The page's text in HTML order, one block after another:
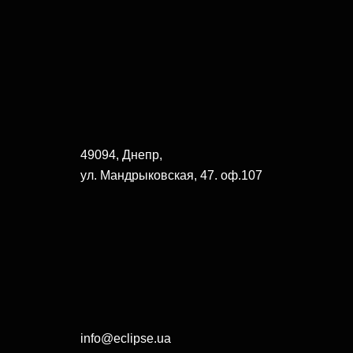
49094, Днепр,
ул. Мандрыковская, 47. оф.107
info@eclipse.ua